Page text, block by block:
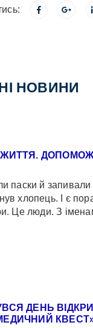
НОВИНИ
ЖИТТЯ.
паски й
хлопець. І є
Це люди. З
ДЕНЬ